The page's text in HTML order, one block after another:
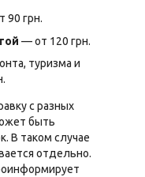
90 грн.
— от 120 грн.
туризма и
с разных
быть
В таком случае
отдельно.